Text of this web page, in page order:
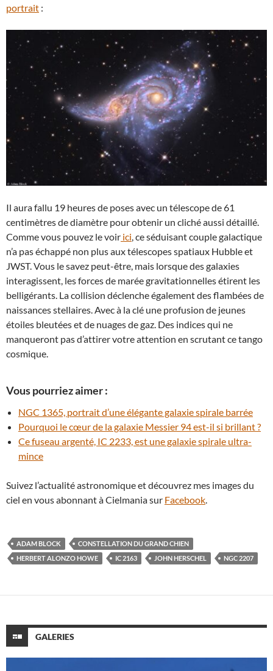
portrait :
Il aura fallu 19 heures de poses avec un télescope de 61
centimètres de diamètre pour obtenir un cliché aussi détaillé.
Comme vous pouvez le voir ici, ce séduisant couple galactique
n’a pas échappé non plus aux télescopes spatiaux Hubble et
JWST. Vous le savez peut-être, mais lorsque des galaxies
interagissent, les forces de marée gravitationnelles étirent les
belligérants. La collision déclenche également des flambées de
naissances stellaires. Avec à la clé une profusion de jeunes
étoiles bleutées et de nuages ​​de gaz. Des indices qui ne
manqueront pas d’attirer votre attention en scrutant ce tango
cosmique.
Vous pourriez aimer :
NGC 1365, portrait d’une élégante galaxie spirale barrée
Pourquoi le cœur de la galaxie Messier 94 est-il si brillant ?
Ce fuseau argenté, IC 2233, est une galaxie spirale ultra-
mince
Suivez l’actualité astronomique et découvrez mes images du
ciel en vous abonnant à Cielmania sur Facebook.
ADAM BLOCK
CONSTELLATION DU GRAND CHIEN
HERBERT ALONZO HOWE
IC 2163 JOHN HERSCHEL NGC 2207
GALERIES